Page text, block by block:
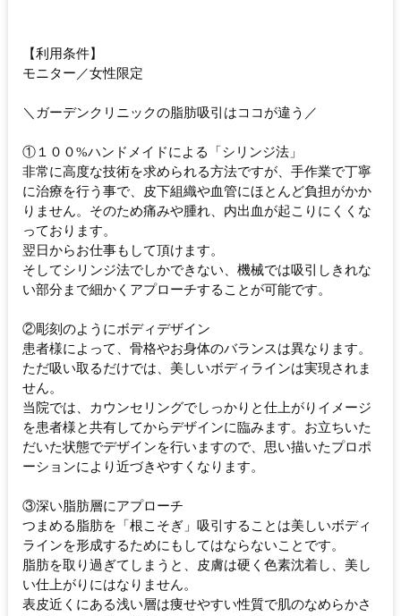
【利用条件】
モニター／女性限定
＼ガーデンクリニックの脂肪吸引はココが違う／
①１００%ハンドメイドによる「シリンジ法」
非常に高度な技術を求められる方法ですが、手作業で丁寧
に治療を行う事で、皮下組織や血管にほとんど負担がかか
りません。そのため痛みや腫れ、内出血が起こりにくくな
っております。
翌日からお仕事もして頂けます。
そしてシリンジ法でしかできない、機械では吸引しきれな
い部分まで細かくアプローチすることが可能です。
②彫刻のようにボディデザイン
患者様によって、骨格やお身体のバランスは異なります。
ただ吸い取るだけでは、美しいボディラインは実現されま
せん。
当院では、カウンセリングでしっかりと仕上がりイメージ
を患者様と共有してからデザインに臨みます。お立ちいた
だいた状態でデザインを行いますので、思い描いたプロポ
ーションにより近づきやすくなります。
③深い脂肪層にアプローチ
つまめる脂肪を「根こそぎ」吸引することは美しいボディ
ラインを形成するためにもしてはならないことです。
脂肪を取り過ぎてしまうと、皮膚は硬く色素沈着し、美し
い仕上がりにはなりません。
表皮近くにある浅い層は痩せやすい性質で肌のなめらかさ